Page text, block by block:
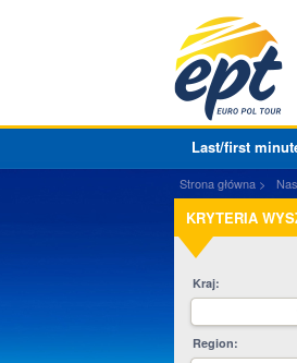
Last/first
Strona główna
KRYTERIA
Kraj
Region